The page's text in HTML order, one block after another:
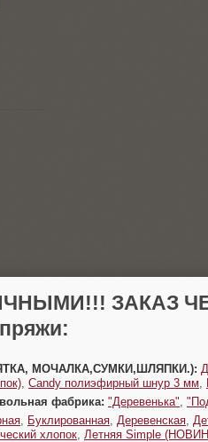
ЗАКАЗ
МОЧАЛКА,СУМКИ,ШЛЯПКИ.):
Candy полиэфирный шнур 3 мм
фабрика: "Деревенька"
Буклированная Деревенская
хлопок Летняя Simple